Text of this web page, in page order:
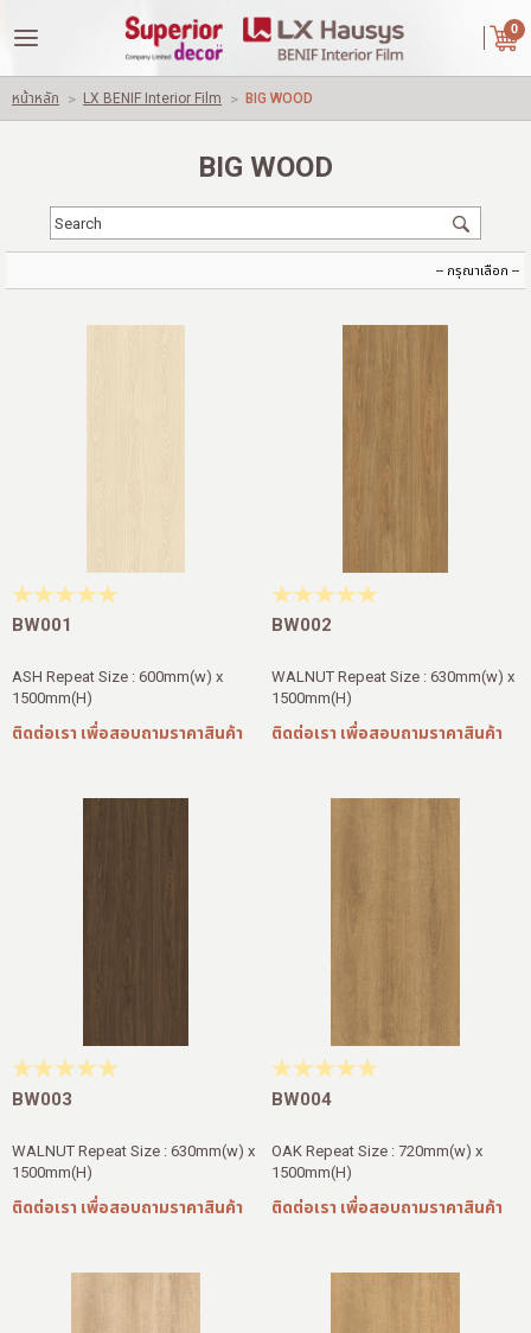
ไทย English
LOGIN REGISTER
หน้าหลัก
เกี่ยวกับเรา
ติดต่อเรา
0
หน้าหลัก > LX BENIF Interior Film > BIG WOOD
BIG WOOD
BW001
ASH Repeat Size : 600mm(w) x
1500mm(H)
ติดต่อเรา เพื่อสอบถามราคาสินค้า
BW002
WALNUT Repeat Size : 630mm(w) x
1500mm(H)
ติดต่อเรา เพื่อสอบถามราคาสินค้า
BW003
WALNUT Repeat Size : 630mm(w) x
1500mm(H)
ติดต่อเรา เพื่อสอบถามราคาสินค้า
BW004
OAK Repeat Size : 720mm(w) x
1500mm(H)
ติดต่อเรา เพื่อสอบถามราคาสินค้า